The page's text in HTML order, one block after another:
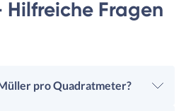
Hilfreiche Fragen
pro Quadratmeter?